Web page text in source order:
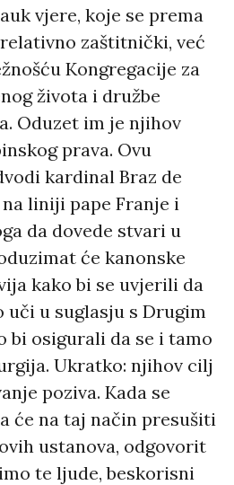
vjere, koje se prema
zaštitnički, već
Kongregacije za
života i družbe
Oduzet im je njihov
prava. Ovu
kardinal Braz de
liniji pape Franje i
da dovede stvari u
će kanonske
kako bi se uvjerili da
uči u suglasju s Drugim
bi osigurali da se i tamo
Ukratko: njihov cilj
poziva. Kada se
će na taj način presušiti
ustanova, odgovorit
te ljude, beskorisni